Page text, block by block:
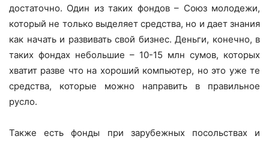
достаточно. Один из таких фондов – Союз молодежи,
который не только выделяет средства, но и дает знания
как начать и развивать свой бизнес. Деньги, конечно, в
таких фондах небольшие – 10-15 млн сумов, которых
хватит разве что на хороший компьютер, но это уже те
средства, которые можно направить в правильное
русло.
Также есть фонды при зарубежных посольствах и